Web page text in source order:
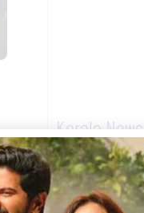
Kerala News